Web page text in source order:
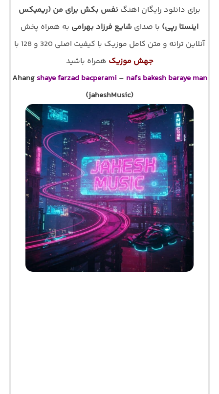
برای دانلود رایگان اهنگ نفس بکش برای من (ریمیکس
اینستا رپی) با صدای شایع فرزاد بهرامی به همراه پخش
آنلاین ترانه و متن کامل موزیک با کیفیت اصلی 320 و 128 با
جهش موزیک همراه باشید
Ahang shaye farzad bacperami – nafs bakesh baraye man
(jaheshMusic)